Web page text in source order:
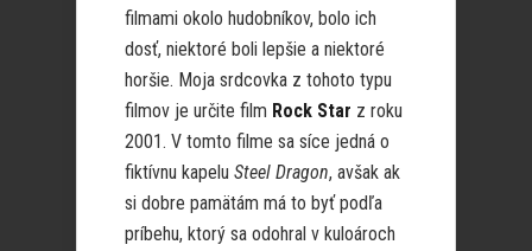
filmami okolo hudobníkov, bolo ich
dosť, niektoré boli lepšie a niektoré
horšie. Moja srdcovka z tohoto typu
filmov je určite film Rock Star z roku
2001. V tomto filme sa síce jedná o
fiktívnu kapelu Steel Dragon, avšak ak
si dobre pamätám má to byť podľa
príbehu, ktorý sa odohral v kuloároch